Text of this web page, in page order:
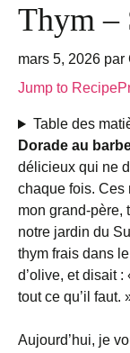
Thym –
mars 5, 2026 par
Jump to Recipe
Table des
Dorade au
délicieux qui ne
chaque fois. Ces
mon grand-père,
notre jardin du
thym frais dans
d’olive, et disait
tout ce qu’il faut.
Aujourd’hui, je